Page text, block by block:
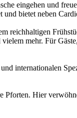
eingehen und
bietet neben
reichhaltigen
mehr. Für
internationalen
Hier